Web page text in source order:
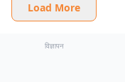
Load More
विज्ञापन